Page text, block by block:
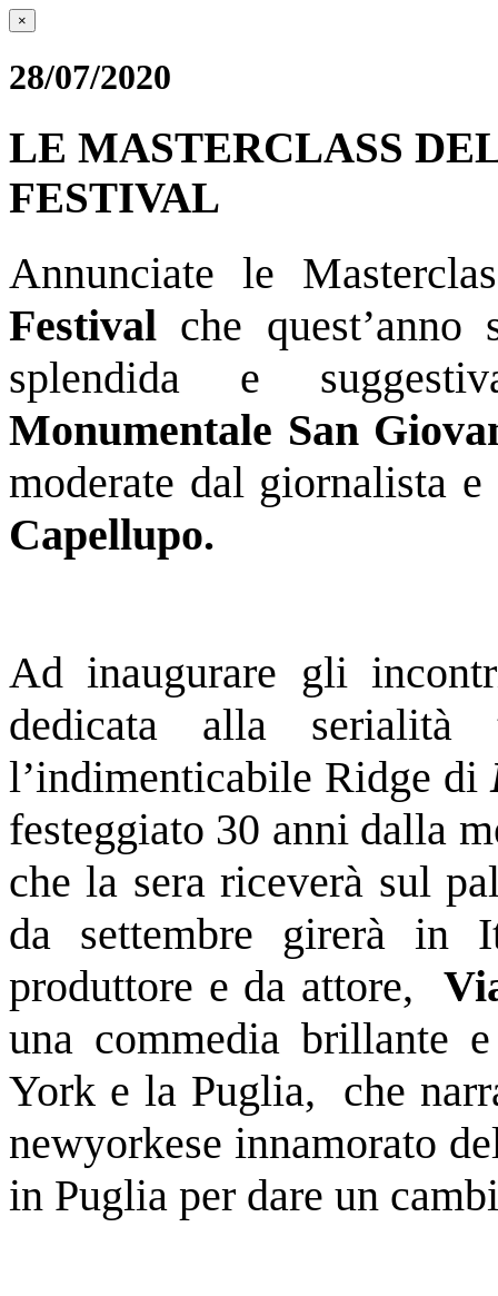
×
28/07/2020
LE MASTERCLASS
FESTIVAL
Annunciate le
Festival che
splendida e
Monumentale San
moderate dal giornalista
Capellupo.
Ad inaugurare gli
dedicata alla serialità
l’indimenticabile Ridge di
festeggiato 30 anni dalla
che la sera riceverà sul
da settembre girerà in
produttore e da attore,
una commedia brillante
York e la Puglia, che
newyorkese innamorato
in Puglia per dare un